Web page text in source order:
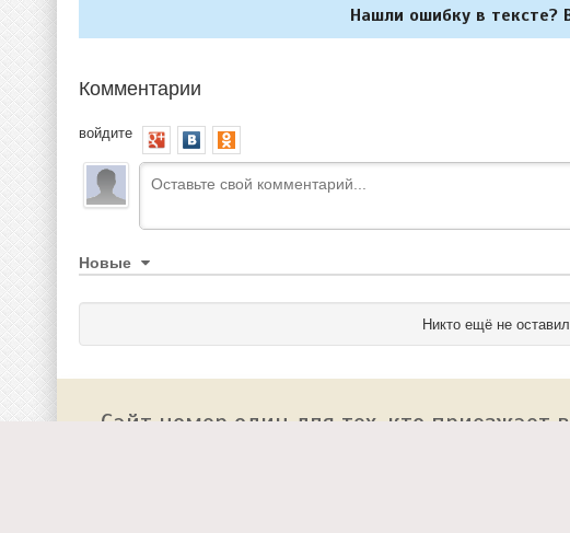
Нашли ошибку в тексте?
Комментарии
войдите
Новые
Никто ещё не
Сайт номер один для тех, кто приезжает